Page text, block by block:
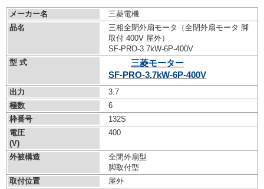
メーカー名
三菱電機
品名
三相全閉外扇モータ（全閉外扇モータ 脚
取付 400V 屋外）
SF-PRO-3.7kW-6P-400V
型 式
三菱モーター
SF-PRO-3.7kW-6P-400V
出力
3.7
極数
6
枠番号
132S
電圧
(V)
400
外被構造
全閉外扇型
脚取付型
取付位置
屋外